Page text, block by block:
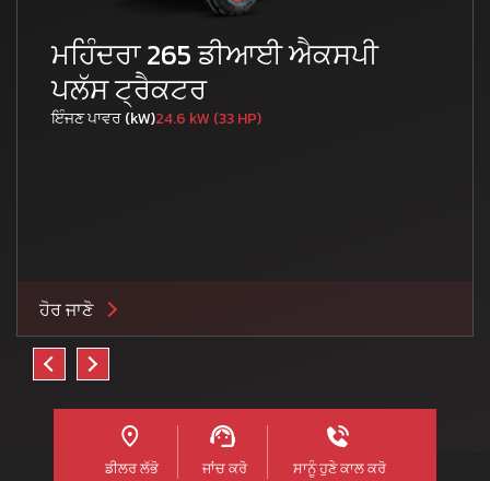
ਮਹਿੰਦਰਾ 265 ਡੀਆਈ ਐਕਸਪੀ
ਪਲੱਸ ਟ੍ਰੈਕਟਰ
ਇੰਜਣ ਪਾਵਰ (kW)24.6 kW (33 HP)
ਹੋਰ ਜਾਣੋ
ਡੀਲਰ ਲੱਭੋ ਜਾਂਚ ਕਰੋ ਸਾਨੂੰ ਹੁਣੇ ਕਾਲ ਕਰੋ